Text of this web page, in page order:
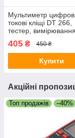
Мультиметр
токові кліщі DT 266,
тестер, вимірювання
продзвінка
405 ₴ 450 ₴
Купити
Акційні
Топ продажів –40%